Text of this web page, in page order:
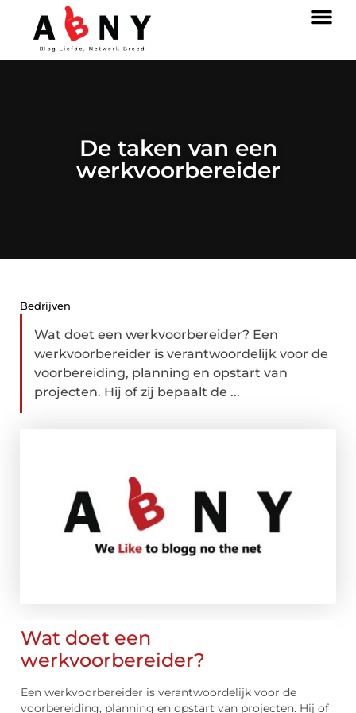
De taken van een
werkvoorbereider
Bedrijven
Wat doet een werkvoorbereider? Een
werkvoorbereider is verantwoordelijk voor de
voorbereiding, planning en opstart van
projecten. Hij of zij bepaalt de ...
Wat doet een
werkvoorbereider?
Een werkvoorbereider is verantwoordelijk voor de
voorbereiding, planning en opstart van projecten. Hij of